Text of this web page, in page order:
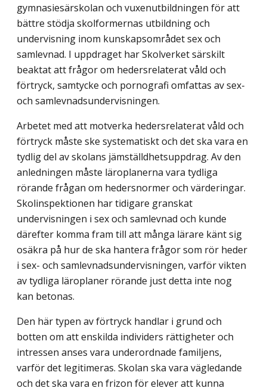
gymnasiesärskolan och vuxenutbildningen för att
bättre stödja skolformernas utbildning och
undervisning inom kunskapsområdet sex och
samlevnad. I uppdraget har Skolverket särskilt
beaktat att frågor om hedersrelaterat våld och
förtryck, samtycke och pornografi omfattas av sex-
och samlevnadsundervisningen.
Arbetet med att motverka hedersrelaterat våld och
förtryck måste ske systematiskt och det ska vara en
tydlig del av skolans jämställdhetsuppdrag. Av den
anledningen måste läroplanerna vara tydliga
rörande frågan om hedersnormer och värderingar.
Skolinspektionen har tidigare granskat
undervisningen i sex och samlevnad och kunde
därefter komma fram till att många lärare känt sig
osäkra på hur de ska hantera frågor som rör heder
i sex- och samlevnadsundervisningen, varför vikten
av tydliga läroplaner rörande just detta inte nog
kan betonas.
Den här typen av förtryck handlar i grund och
botten om att enskilda individers rättigheter och
intressen anses vara underordnade familjens,
varför det legitimeras. Skolan ska vara vägledande
och det ska vara en frizon för elever att kunna